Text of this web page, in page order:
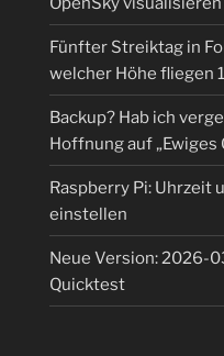
Fünfter Streiktag in
welcher Höhe fliegen
Backup? Hab ich
Hoffnung auf „Ewiges
Raspberry Pi: Uhrzeit
einstellen
Neue Version: 2026-
Quicktest